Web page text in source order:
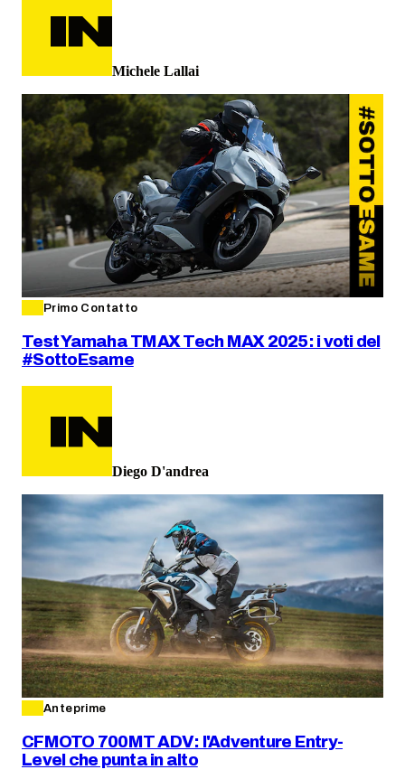
Michele Lallai
Primo Contatto
Test Yamaha TMAX Tech MAX 2025: i voti del
#SottoEsame
Diego D'andrea
Anteprime
CFMOTO 700MT ADV: l'Adventure Entry-
Level che punta in alto